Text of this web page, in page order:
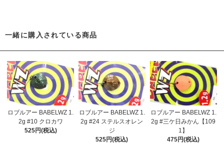
一緒に購入されている商品
ロブルアー BABELWZ 1.
2g #10 クロカワ
525円(税込)
ロブルアー BABELWZ 1.
2g #24 ステルスオレン
ジ
525円(税込)
ロブルアー BABELWZ 1.
2g #三ケ日みかん【109
1】
475円(税込)